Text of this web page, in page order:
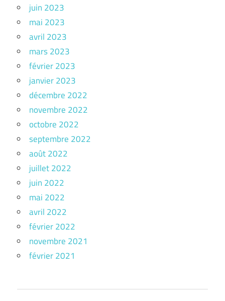
juin 2023
mai 2023
avril 2023
mars 2023
février 2023
janvier 2023
décembre 2022
novembre 2022
octobre 2022
septembre 2022
août 2022
juillet 2022
juin 2022
mai 2022
avril 2022
février 2022
novembre 2021
février 2021